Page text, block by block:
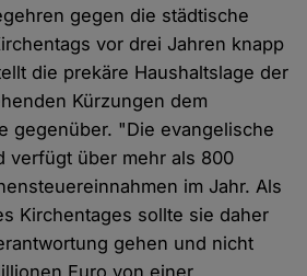
gegen die städtische
vor drei Jahren knapp
die prekäre Haushaltslage der
Kürzungen dem
gegenüber. "Die evangelische
verfügt über mehr als 800
im Jahr. Als
Kirchentages sollte sie daher
gehen und nicht